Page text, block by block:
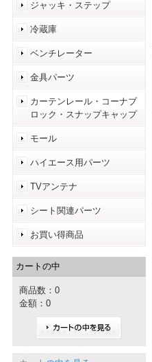
ジャッキ・ステップ
冷蔵庫
ベンチレーター
金具パーツ
カーテンレール・コーナブ
ロック・スナップキャップ
モール
ハイエース用パーツ
TVアンテナ
シート関連パーツ
お買い得商品
カートの中
商品数：0
金額：0